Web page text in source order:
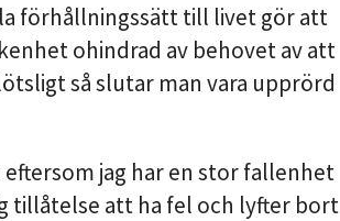
förhållningssätt till livet gör att
ohindrad av behovet av att
så slutar man vara upprörd
jag har en stor fallenhet
tillåtelse att ha fel och lyfter bort